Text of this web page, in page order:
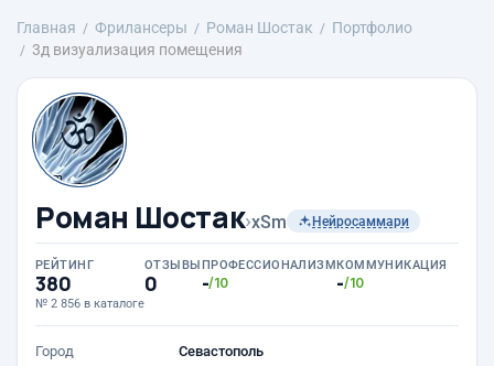
Главная Фрилансеры Роман Шостак
Портфолио
3д визуализация помещения
Роман Шостак›xSm Нейросаммари
РЕЙТИНГ
380
№ 2 856 в каталоге
ОТЗЫВЫ
0
ПРОФЕССИОНАЛИЗМ
-/10
КОММУНИКАЦИЯ
-/10
Город
Севастополь